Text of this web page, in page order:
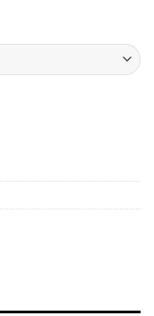
50 vnt